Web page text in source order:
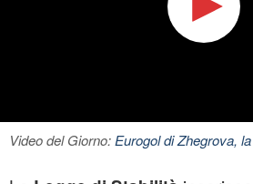
Video del Giorno:Eurogol di Zhegrova,